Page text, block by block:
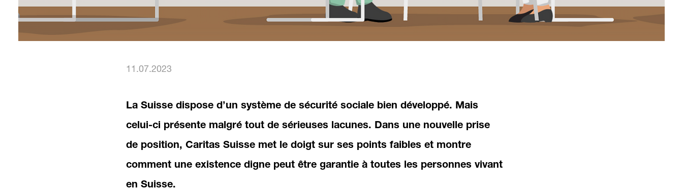
11.07.2023
La Suisse dispose d’un système de sécurité sociale bien développé. Mais
celui-ci présente malgré tout de sérieuses lacunes. Dans une nouvelle prise
de position, Caritas Suisse met le doigt sur ses points faibles et montre
comment une existence digne peut être garantie à toutes les personnes vivant
en Suisse.